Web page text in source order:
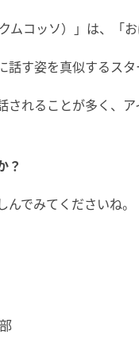
ムコッソ）」は、「
す姿を真似するス
されることが多く、
？
でみてくださいね。